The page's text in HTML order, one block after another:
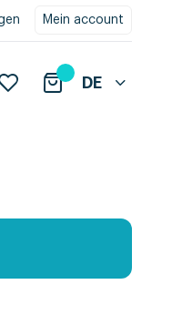
Mein account
DE